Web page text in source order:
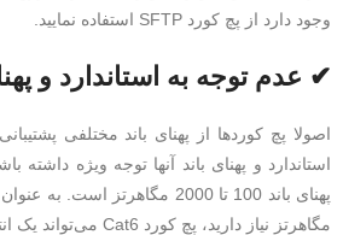
وجود دارد از پچ کورد SFTP استفاده نمایید.
✔ عدم توجه به استاندارد و
اصولا پچ کوردها از پهنای باند مختلفی
استاندارد و پهنای باند آنها توجه ویژه داشته
مگاهرتز نیاز دارید، پچ کورد Cat6 می‌تواند یک انتخاب ایده‌آل باشد.